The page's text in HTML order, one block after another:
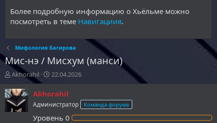
Более подробную информацию о Хьёльме можно
посмотреть в теме Навигациия.
Мифология Багирова
Мис-нэ / Мисхум (манси)
А
т
о
р
Akhorahil
Д
т
н
а
22.04.2026
Akhorahil
Администратор Команда форума
Уровень 0